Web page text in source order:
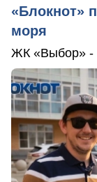
«Блокнот»
моря
ЖК «Выбор» -